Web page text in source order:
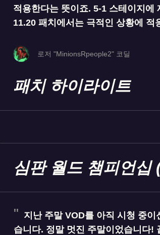
적용한다는 뜻이죠. 5-1 스테이지에
11.20 패치에서는 극적인 상황에
로저 "MinionsRpeople2" 코딜
패치 하이라이트
심판 월드 챔피언십
지난 주말 VOD를 아직 시청 중
습니다. 정말 멋진 주말이었습니다!